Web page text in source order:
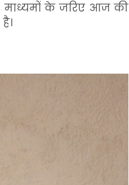
के जरिए आज की